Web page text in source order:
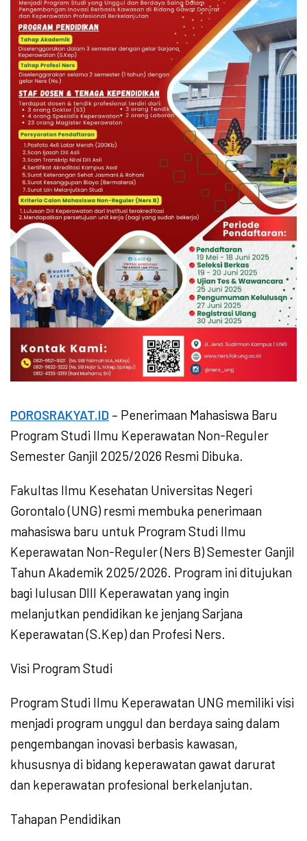
POROSRAKYAT.ID – Penerimaan Mahasiswa Baru
Program Studi Ilmu Keperawatan Non-Reguler
Semester Ganjil 2025/2026 Resmi Dibuka.
Fakultas Ilmu Kesehatan Universitas Negeri
Gorontalo (UNG) resmi membuka penerimaan
mahasiswa baru untuk Program Studi Ilmu
Keperawatan Non-Reguler (Ners B) Semester Ganjil
Tahun Akademik 2025/2026. Program ini ditujukan
bagi lulusan DIII Keperawatan yang ingin
melanjutkan pendidikan ke jenjang Sarjana
Keperawatan (S.Kep) dan Profesi Ners.
Visi Program Studi
Program Studi Ilmu Keperawatan UNG memiliki visi
menjadi program unggul dan berdaya saing dalam
pengembangan inovasi berbasis kawasan,
khususnya di bidang keperawatan gawat darurat
dan keperawatan profesional berkelanjutan.
Tahapan Pendidikan